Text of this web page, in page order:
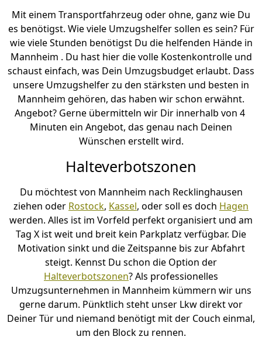
Mit einem Transportfahrzeug oder ohne, ganz wie Du
es benötigst. Wie viele Umzugshelfer sollen es sein? Für
wie viele Stunden benötigst Du die helfenden Hände in
Mannheim . Du hast hier die volle Kostenkontrolle und
schaust einfach, was Dein Umzugsbudget erlaubt. Dass
unsere Umzugshelfer zu den stärksten und besten in
Mannheim gehören, das haben wir schon erwähnt.
Angebot? Gerne übermitteln wir Dir innerhalb von 4
Minuten ein Angebot, das genau nach Deinen
Wünschen erstellt wird.
Halteverbotszonen
Du möchtest von Mannheim nach Recklinghausen
ziehen oder Rostock, Kassel, oder soll es doch Hagen
werden. Alles ist im Vorfeld perfekt organisiert und am
Tag X ist weit und breit kein Parkplatz verfügbar. Die
Motivation sinkt und die Zeitspanne bis zur Abfahrt
steigt. Kennst Du schon die Option der
Halteverbotszonen? Als professionelles
Umzugsunternehmen in Mannheim kümmern wir uns
gerne darum. Pünktlich steht unser Lkw direkt vor
Deiner Tür und niemand benötigt mit der Couch einmal,
um den Block zu rennen.